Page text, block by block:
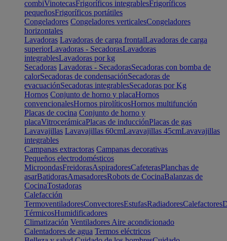
combiVinotecasFrigoríficos integrablesFrigoríficos
pequeñosFrigoríficos portátiles
Congeladores Congeladores verticalesCongeladores
horizontales
Lavadoras Lavadoras de carga frontalLavadoras de carga
superiorLavadoras - SecadorasLavadoras
integrablesLavadoras por kg
Secadoras Lavadoras - SecadorasSecadoras con bomba de
calorSecadoras de condensaciónSecadoras de
evacuaciónSecadoras integrablesSecadoras por Kg
Hornos Conjunto de horno y placaHornos
convencionalesHornos pirolíticosHornos multifunción
Placas de cocina Conjunto de horno y
placaVitrocerámicaPlacas de inducciónPlacas de gas
Lavavajillas Lavavajillas 60cmLavavajillas 45cmLavavajillas
integrables
Campanas extractoras Campanas decorativas
Pequeños electrodomésticos
MicroondasFreidorasAspiradoresCafeterasPlanchas de
asarBatidorasAmasadoresRobots de CocinaBalanzas de
CocinaTostadoras
Calefacción
TermoventiladoresConvectoresEstufasRadiadoresCalefactores
TérmicosHumidificadores
Climatización Ventiladores Aire acondicionado
Calentadores de agua Termos eléctricos